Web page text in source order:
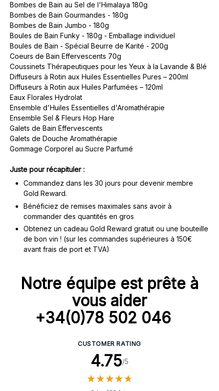
Bombes de Bain au Sel de l'Himalaya 180g
Bombes de Bain Gourmandes - 180g
Bombes de Bain Jumbo - 180g
Boules de Bain Funky - 180g - Emballage individuel
Boules de Bain - Spécial Beurre de Karité - 200g
Coeurs de Bain Effervescents 70g
Coussinets Thérapeutiques pour les Yeux à la Lavande & Blé
Diffuseurs à Rotin aux Huiles Essentielles Pures – 200ml
Diffuseurs à Rotin aux Huiles Parfumées – 120ml
Eaux Florales Hydrolat
Ensemble d'Huiles Essentielles d'Aromathérapie
Ensemble Sel & Fleurs Hop Hare
Galets de Bain Effervescents
Galets de Douche Aromathérapie
Gommage Corporel au Sucre Parfumé
Juste pour récapituler :
Commandez dans les 30 jours pour devenir membre
Gold Reward.
Bénéficiez de remises maximales sans avoir à
commander des quantités en gros
Obtenez un cadeau Gold Reward gratuit ou une bouteille
de bon vin ! (sur les commandes supérieures à 150€
avant frais de port et TVA)
Notre équipe est prête à
vous aider
+34(0)78 502 046
CUSTOMER RATING
4.75/5
★★★★★
★★★★★